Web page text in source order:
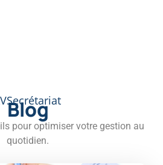
Blog
pour optimiser votre gestion au
quotidien.